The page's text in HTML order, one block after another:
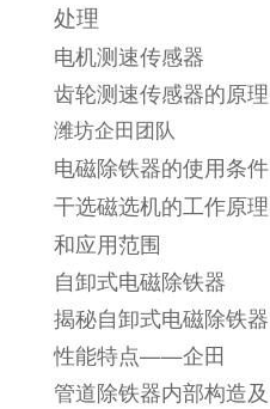
处理
电机测速传感器
齿轮测速传感器的原理
潍坊企田团队
电磁除铁器的使用条件
干选磁选机的工作原理
和应用范围
自卸式电磁除铁器
揭秘自卸式电磁除铁器
性能特点——企田
管道除铁器内部构造及